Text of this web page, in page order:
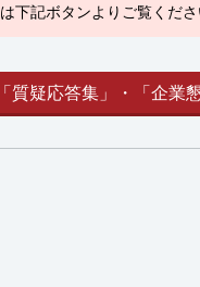
下記ボタンよりご覧くだ
「質疑応答集」・「企業